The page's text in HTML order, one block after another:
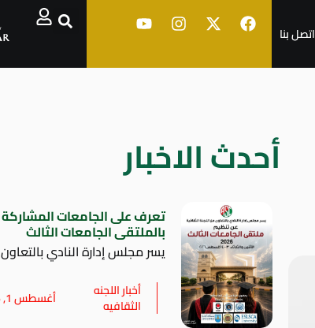
اتصل بنا
أحدث الاخبار
تعرف على الجامعات المشاركة
بالملتقى الجامعات الثالث
يسر مجلس إدارة النادي بالتعاون
أخبار اللجنه
الثقافيه أغسطس 1, 2026